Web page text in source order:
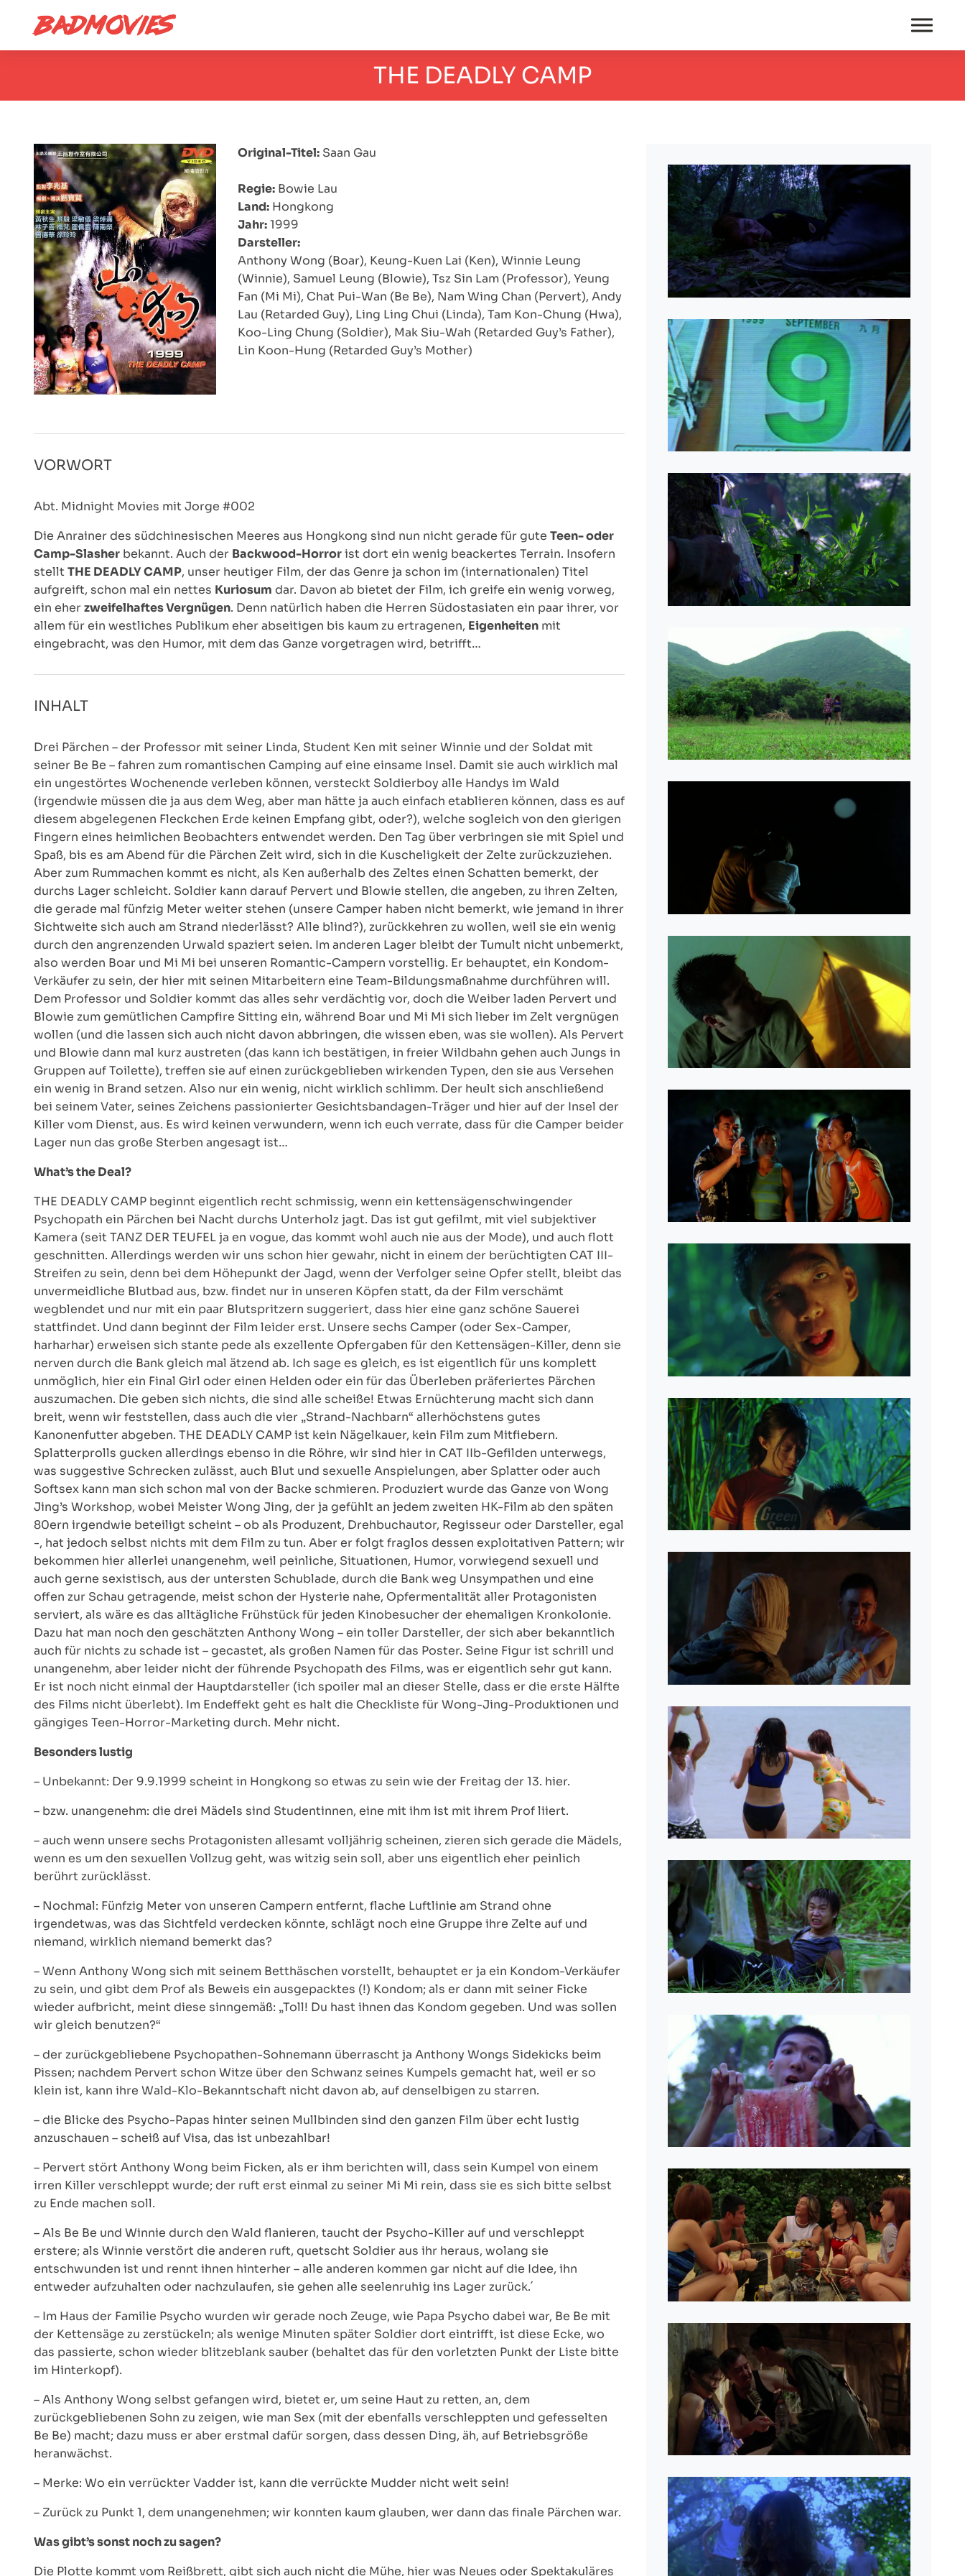
THE DEADLY CAMP
Original-Titel: Saan Gau
Regie: Bowie Lau
Land: Hongkong
Jahr:1999
Darsteller:
Anthony Wong (Boar), Keung-Kuen Lai (Ken), Winnie Leung
(Winnie), Samuel Leung (Blowie), Tsz Sin Lam (Professor), Yeung
Fan (Mi Mi), Chat Pui-Wan (Be Be), Nam Wing Chan (Pervert), Andy
Lau (Retarded Guy), Ling Ling Chui (Linda), Tam Kon-Chung (Hwa),
Koo-Ling Chung (Soldier), Mak Siu-Wah (Retarded Guy’s Father),
Lin Koon-Hung (Retarded Guy’s Mother)
VORWORT
Abt. Midnight Movies mit Jorge #002
Die Anrainer des südchinesischen Meeres aus Hongkong sind nun nicht gerade für gute Teen- oder
Camp-Slasher bekannt. Auch der Backwood-Horrorist dort ein wenig beackertes Terrain. Insofern
stellt THE DEADLY CAMP, unser heutiger Film, der das Genre ja schon im (internationalen) Titel
aufgreift, schon mal ein nettes Kuriosum dar. Davon ab bietet der Film, ich greife ein wenig vorweg,
ein eherzweifelhaftes Vergnügen. Denn natürlich haben die Herren Südostasiaten ein paar ihrer, vor
allem für ein westliches Publikum eher abseitigen bis kaum zu ertragenen, Eigenheiten mit
eingebracht, was den Humor, mit dem das Ganze vorgetragen wird, betrifft…
INHALT
Drei Pärchen – der Professor mit seiner Linda, Student Ken mit seiner Winnie und der Soldat mit
seiner Be Be – fahren zum romantischen Camping auf eine einsame Insel. Damit sie auch wirklich mal
ein ungestörtes Wochenende verleben können, versteckt Soldierboy alle Handys im Wald
(irgendwie müssen die ja aus dem Weg, aber man hätte ja auch einfach etablieren können, dass es auf
diesem abgelegenen Fleckchen Erde keinen Empfang gibt, oder?), welche sogleich von den gierigen
Fingern eines heimlichen Beobachters entwendet werden. Den Tag über verbringen sie mit Spiel und
Spaß, bis es am Abend für die Pärchen Zeit wird, sich in die Kuscheligkeit der Zelte zurückzuziehen.
Aber zum Rummachen kommt es nicht, als Ken außerhalb des Zeltes einen Schatten bemerkt, der
durchs Lager schleicht. Soldier kann darauf Pervert und Blowie stellen, die angeben, zu ihren Zelten,
die gerade mal fünfzig Meter weiter stehen (unsere Camper haben nicht bemerkt, wie jemand in ihrer
Sichtweite sich auch am Strand niederlässt? Alle blind?), zurückkehren zu wollen, weil sie ein wenig
durch den angrenzenden Urwald spaziert seien. Im anderen Lager bleibt der Tumult nicht unbemerkt,
also werden Boar und Mi Mi bei unseren Romantic-Campern vorstellig. Er behauptet, ein Kondom-
Verkäufer zu sein, der hier mit seinen Mitarbeitern eine Team-Bildungsmaßnahme durchführen will.
Dem Professor und Soldier kommt das alles sehr verdächtig vor, doch die Weiber laden Pervert und
Blowie zum gemütlichen Campfire Sitting ein, während Boar und Mi Mi sich lieber im Zelt vergnügen
wollen (und die lassen sich auch nicht davon abbringen, die wissen eben, was sie wollen). Als Pervert
und Blowie dann mal kurz austreten (das kann ich bestätigen, in freier Wildbahn gehen auch Jungs in
Gruppen auf Toilette), treffen sie auf einen zurückgeblieben wirkenden Typen, den sie aus Versehen
ein wenig in Brand setzen. Also nur ein wenig, nicht wirklich schlimm. Der heult sich anschließend
bei seinem Vater, seines Zeichens passionierter Gesichtsbandagen-Träger und hier auf der Insel der
Killer vom Dienst, aus. Es wird keinen verwundern, wenn ich euch verrate, dass für die Camper beider
Lager nun das große Sterben angesagt ist…
What’s the Deal?
THE DEADLY CAMP beginnt eigentlich recht schmissig, wenn ein kettensägenschwingender
Psychopath ein Pärchen bei Nacht durchs Unterholz jagt. Das ist gut gefilmt, mit viel subjektiver
Kamera (seit TANZ DER TEUFEL ja en vogue, das kommt wohl auch nie aus der Mode), und auch flott
geschnitten. Allerdings werden wir uns schon hier gewahr, nicht in einem der berüchtigten CAT III-
Streifen zu sein, denn bei dem Höhepunkt der Jagd, wenn der Verfolger seine Opfer stellt, bleibt das
unvermeidliche Blutbad aus, bzw. findet nur in unseren Köpfen statt, da der Film verschämt
wegblendet und nur mit ein paar Blutspritzern suggeriert, dass hier eine ganz schöne Sauerei
stattfindet. Und dann beginnt der Film leider erst. Unsere sechs Camper (oder Sex-Camper,
harharhar) erweisen sich stante pede als exzellente Opfergaben für den Kettensägen-Killer, denn sie
nerven durch die Bank gleich mal ätzend ab. Ich sage es gleich, es ist eigentlich für uns komplett
unmöglich, hier ein Final Girl oder einen Helden oder ein für das Überleben präferiertes Pärchen
auszumachen. Die geben sich nichts, die sind alle scheiße! Etwas Ernüchterung macht sich dann
breit, wenn wir feststellen, dass auch die vier „Strand-Nachbarn“ allerhöchstens gutes
Kanonenfutter abgeben. THE DEADLY CAMP ist kein Nägelkauer, kein Film zum Mitfiebern.
Splatterprolls gucken allerdings ebenso in die Röhre, wir sind hier in CAT IIb-Gefilden unterwegs,
was suggestive Schrecken zulässt, auch Blut und sexuelle Anspielungen, aber Splatter oder auch
Softsex kann man sich schon mal von der Backe schmieren. Produziert wurde das Ganze von Wong
Jing’s Workshop, wobei Meister Wong Jing, der ja gefühlt an jedem zweiten HK-Film ab den späten
80ern irgendwie beteiligt scheint – ob als Produzent, Drehbuchautor, Regisseur oder Darsteller, egal
-, hat jedoch selbst nichts mit dem Film zu tun. Aber er folgt fraglos dessen exploitativen Pattern; wir
bekommen hier allerlei unangenehm, weil peinliche, Situationen, Humor, vorwiegend sexuell und
auch gerne sexistisch, aus der untersten Schublade, durch die Bank weg Unsympathen und eine
offen zur Schau getragende, meist schon der Hysterie nahe, Opfermentalität aller Protagonisten
serviert, als wäre es das alltägliche Frühstück für jeden Kinobesucher der ehemaligen Kronkolonie.
Dazu hat man noch den geschätzten Anthony Wong – ein toller Darsteller, der sich aber bekanntlich
auch für nichts zu schade ist – gecastet, als großen Namen für das Poster. Seine Figur ist schrill und
unangenehm, aber leider nicht der führende Psychopath des Films, was er eigentlich sehr gut kann.
Er ist noch nicht einmal der Hauptdarsteller (ich spoiler mal an dieser Stelle, dass er die erste Hälfte
des Films nicht überlebt). Im Endeffekt geht es halt die Checkliste für Wong-Jing-Produktionen und
gängiges Teen-Horror-Marketing durch. Mehr nicht.
Besonders lustig
– Unbekannt: Der 9.9.1999 scheint in Hongkong so etwas zu sein wie der Freitag der 13. hier.
– bzw. unangenehm: die drei Mädels sind Studentinnen, eine mit ihm ist mit ihrem Prof liiert.
– auch wenn unsere sechs Protagonisten allesamt volljährig scheinen, zieren sich gerade die Mädels,
wenn es um den sexuellen Vollzug geht, was witzig sein soll, aber uns eigentlich eher peinlich
berührt zurücklässt.
– Nochmal: Fünfzig Meter von unseren Campern entfernt, flache Luftlinie am Strand ohne
irgendetwas, was das Sichtfeld verdecken könnte, schlägt noch eine Gruppe ihre Zelte auf und
niemand, wirklich niemand bemerkt das?
– Wenn Anthony Wong sich mit seinem Betthäschen vorstellt, behauptet er ja ein Kondom-Verkäufer
zu sein, und gibt dem Prof als Beweis ein ausgepacktes (!) Kondom; als er dann mit seiner Ficke
wieder aufbricht, meint diese sinngemäß: „Toll! Du hast ihnen das Kondom gegeben. Und was sollen
wir gleich benutzen?“
– der zurückgebliebene Psychopathen-Sohnemann überrascht ja Anthony Wongs Sidekicks beim
Pissen; nachdem Pervert schon Witze über den Schwanz seines Kumpels gemacht hat, weil er so
klein ist, kann ihre Wald-Klo-Bekanntschaft nicht davon ab, auf denselbigen zu starren.
– die Blicke des Psycho-Papas hinter seinen Mullbinden sind den ganzen Film über echt lustig
anzuschauen – scheiß auf Visa, das ist unbezahlbar!
– Pervert stört Anthony Wong beim Ficken, als er ihm berichten will, dass sein Kumpel von einem
irren Killer verschleppt wurde; der ruft erst einmal zu seiner Mi Mi rein, dass sie es sich bitte selbst
zu Ende machen soll.
– Als Be Be und Winnie durch den Wald flanieren, taucht der Psycho-Killer auf und verschleppt
erstere; als Winnie verstört die anderen ruft, quetscht Soldier aus ihr heraus, wolang sie
entschwunden ist und rennt ihnen hinterher – alle anderen kommen gar nicht auf die Idee, ihn
entweder aufzuhalten oder nachzulaufen, sie gehen alle seelenruhig ins Lager zurück.´
– Im Haus der Familie Psycho wurden wir gerade noch Zeuge, wie Papa Psycho dabei war, Be Be mit
der Kettensäge zu zerstückeln; als wenige Minuten später Soldier dort eintrifft, ist diese Ecke, wo
das passierte, schon wieder blitzeblank sauber (behaltet das für den vorletzten Punkt der Liste bitte
im Hinterkopf).
– Als Anthony Wong selbst gefangen wird, bietet er, um seine Haut zu retten, an, dem
zurückgebliebenen Sohn zu zeigen, wie man Sex (mit der ebenfalls verschleppten und gefesselten
Be Be) macht; dazu muss er aber erstmal dafür sorgen, dass dessen Ding, äh, auf Betriebsgröße
heranwächst.
– Merke: Wo ein verrückter Vadder ist, kann die verrückte Mudder nicht weit sein!
– Zurück zu Punkt 1, dem unangenehmen; wir konnten kaum glauben, wer dann das finale Pärchen war.
Was gibt’s sonst noch zu sagen?
Die Plotte kommt vom Reißbrett, gibt sich auch nicht die Mühe, hier was Neues oder Spektakuläres